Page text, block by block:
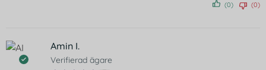
(0) (0)
Amin I.
Verifierad ägare